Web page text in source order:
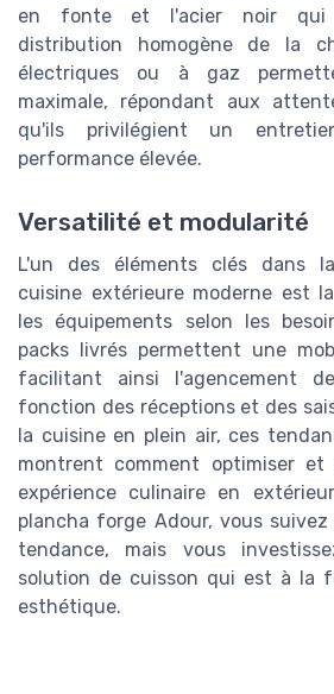
en fonte et l'acier noir qui
distribution homogène de la
électriques ou à gaz
maximale, répondant aux
qu'ils privilégient un
performance élevée.
Versatilité et modularité
L'un des éléments clés dans
cuisine extérieure moderne est
les équipements selon les
packs livrés permettent une
facilitant ainsi l'agencement
fonction des réceptions et des
la cuisine en plein air, ces
montrent comment optimiser et
expérience culinaire en
plancha forge Adour, vous
tendance, mais vous
solution de cuisson qui est à la
esthétique.